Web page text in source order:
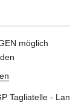
möglich
Tagliatelle -